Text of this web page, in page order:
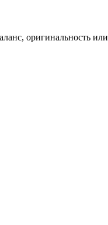
оригинальность